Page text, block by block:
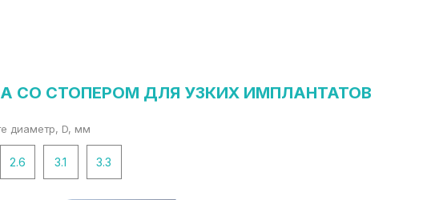
СО СТОПЕРОМ ДЛЯ УЗКИХ ИМПЛАНТАТОВ
диаметр, D, мм
2.6 3.1 3.3